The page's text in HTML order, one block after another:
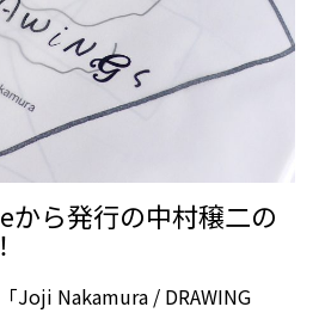
から発行の中村穣二の
Joji Nakamura / DRAWING